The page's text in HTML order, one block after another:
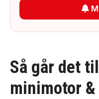
Så går det
minimotor